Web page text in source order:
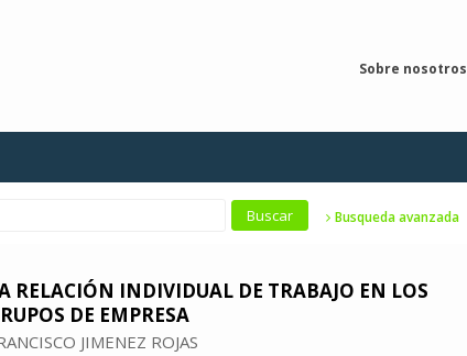
Sobre nosotros
Busqueda avanzada
RELACIÓN INDIVIDUAL DE TRABAJO EN LOS
DE EMPRESA
JIMENEZ ROJAS